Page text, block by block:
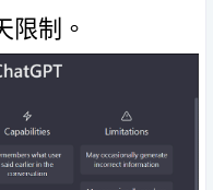
限制。